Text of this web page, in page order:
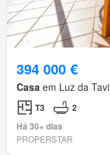
394 000 €
Casa em Luz da
T3
2
Há 30+ dias
PROPERSTAR